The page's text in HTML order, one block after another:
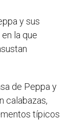
y sus
la que
de Peppa y
calabazas,
típicos